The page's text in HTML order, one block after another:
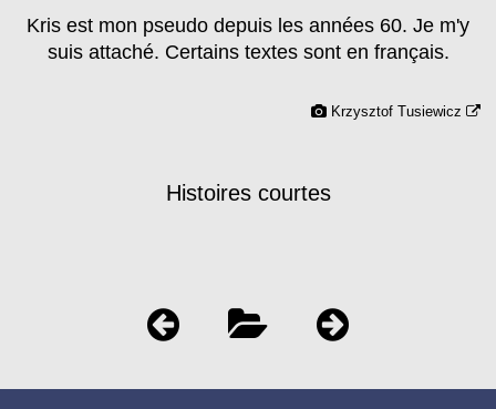
Kris est mon pseudo depuis les années 60. Je m'y
suis attaché. Certains textes sont en français.
Krzysztof Tusiewicz
Histoires courtes